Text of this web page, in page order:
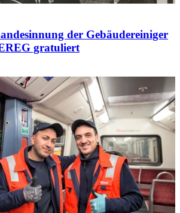
der Gebäudereiniger
gratuliert